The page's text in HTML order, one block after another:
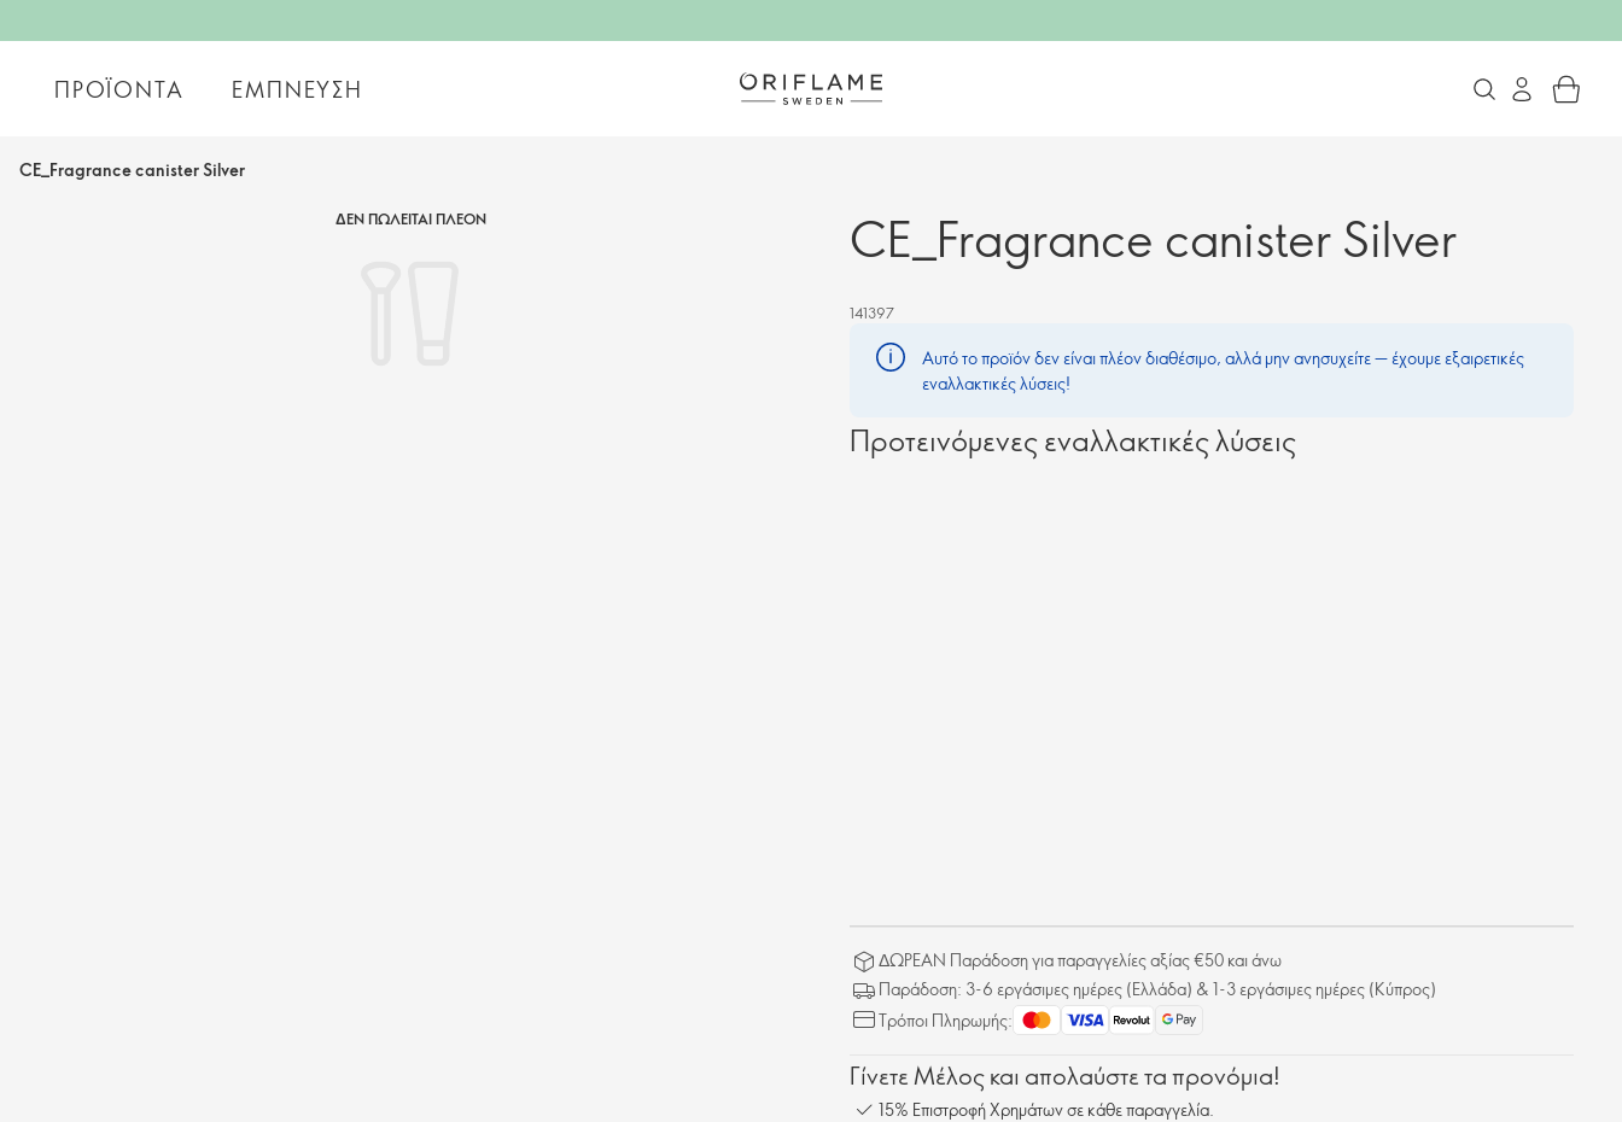
ΠΡΟΪΌΝΤΑ ΈΜΠΝΕΥΣΗ
CE_Fragrance canister Silver
ΔΕΝ ΠΩΛΕΙΤΑΙ ΠΛΕΟΝ CE_Fragrance canister Silver
141397
Αυτό το προϊόν δεν είναι πλέον διαθέσιμο, αλλά μην ανησυχείτε — έχουμε εξαιρετικές
εναλλακτικές λύσεις!
Προτεινόμενες εναλλακτικές λύσεις
ΔΩΡΕΑΝ Παράδοση για παραγγελίες αξίας €50 και άνω
Παράδοση: 3-6 εργάσιμες ημέρες (Ελλάδα) & 1-3 εργάσιμες ημέρες (Κύπρος)
Τρόποι Πληρωμής:
Γίνετε Μέλος και απολαύστε τα προνόμια!
15% Επιστροφή Χρημάτων σε κάθε παραγγελία.